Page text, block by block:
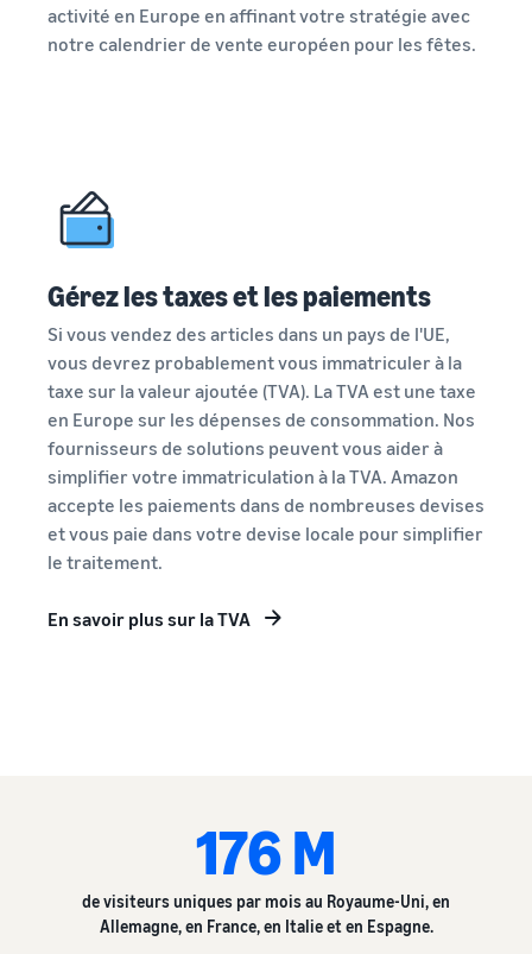
activité en Europe en affinant votre stratégie avec
notre calendrier de vente européen pour les fêtes.
Gérez les taxes et les paiements
Si vous vendez des articles dans un pays de l'UE,
vous devrez probablement vous immatriculer à la
taxe sur la valeur ajoutée (TVA). La TVA est une taxe
en Europe sur les dépenses de consommation. Nos
fournisseurs de solutions peuvent vous aider à
simplifier votre immatriculation à la TVA. Amazon
accepte les paiements dans de nombreuses devises
et vous paie dans votre devise locale pour simplifier
le traitement.
En savoir plus sur la TVA
176 M
de visiteurs uniques par mois au Royaume-Uni, en
Allemagne, en France, en Italie et en Espagne.